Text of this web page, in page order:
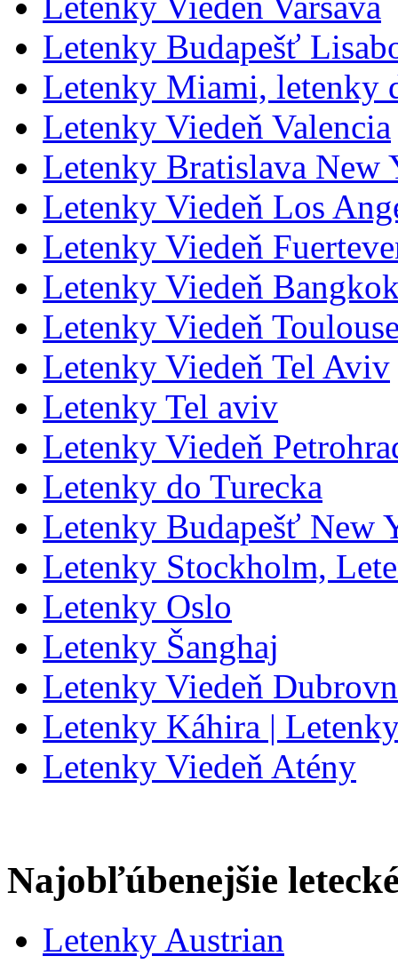
Letenky Budapešť
Letenky Miami, letenky
Letenky Viedeň Valencia
Letenky Bratislava New
Letenky Viedeň Los
Letenky Viedeň
Letenky Viedeň
Letenky Viedeň
Letenky Viedeň Tel Aviv
Letenky Tel aviv
Letenky Viedeň
Letenky do Turecka
Letenky Budapešť New
Letenky Stockholm,
Letenky Oslo
Letenky Šanghaj
Letenky Viedeň
Letenky Káhira |
Letenky Viedeň Atény
Najobľúbenejšie
Letenky Austrian